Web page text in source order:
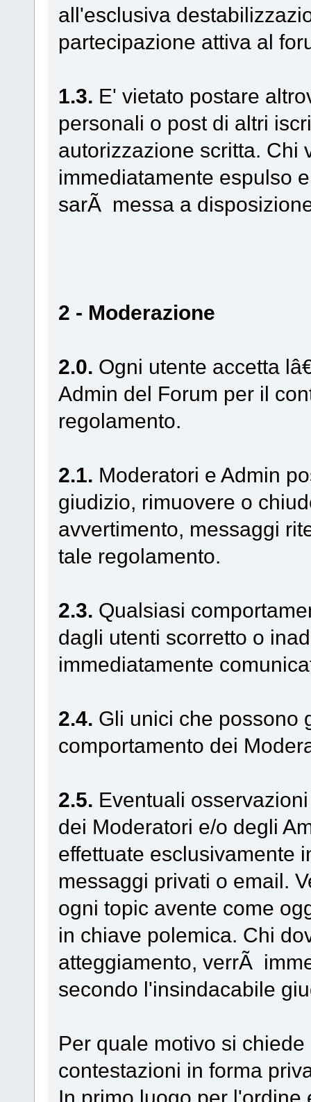
all'esclusiva
partecipazione attiva al
1.3. E' vietato postare
personali o post di altri
autorizzazione scritta.
immediatamente espulso
sarÃ messa a
2 - Moderazione
2.0. Ogni utente accetta
Admin del Forum per il
regolamento.
2.1. Moderatori e Admin
giudizio, rimuovere o
avvertimento, messaggi
tale regolamento.
2.3. Qualsiasi
dagli utenti scorretto o
immediatamente
2.4. Gli unici che possono
comportamento dei
2.5. Eventuali
dei Moderatori e/o degli
effettuate esclusivamente
messaggi privati o email.
ogni topic avente come
in chiave polemica. Chi
atteggiamento, verrÃ
secondo l'insindacabile
Per quale motivo si
contestazioni in forma
In primo luogo per